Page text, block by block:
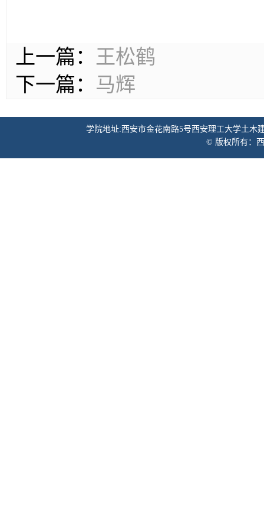
上一篇： 王松鹤
下一篇： 马辉
学院地址:西安市金花南路5号西安理工大学土木
© 版权所有：